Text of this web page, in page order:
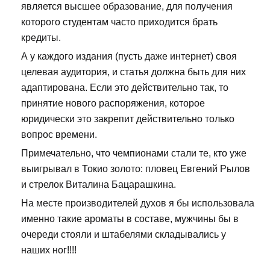
является высшее образование, для получения
которого студентам часто приходится брать
кредиты.
А у каждого издания (пусть даже интернет) своя
целевая аудитория, и статья должна быть для них
адаптирована. Если это действительно так, то
принятие нового распоряжения, которое
юридически это закрепит действительно только
вопрос времени.
Примечательно, что чемпионами стали те, кто уже
выигрывал в Токио золото: пловец Евгений Рылов
и стрелок Виталина Бацарашкина.
На месте производителей духов я бы использовала
именно такие ароматы в составе, мужчины бы в
очереди стояли и штабелями складывались у
наших ног!!!!